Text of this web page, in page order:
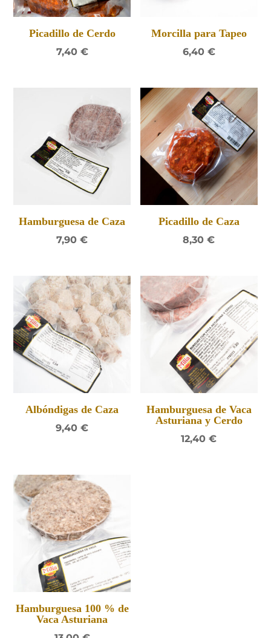
Picadillo de Cerdo
7,40 €
Morcilla para Tapeo
6,40 €
Hamburguesa de Caza
7,90€
Picadillo de Caza
8,30€
Albóndigas de Caza
9,40€
Hamburguesa de Vaca
Asturiana y Cerdo
12,40€
Hamburguesa 100 % de
Vaca Asturiana